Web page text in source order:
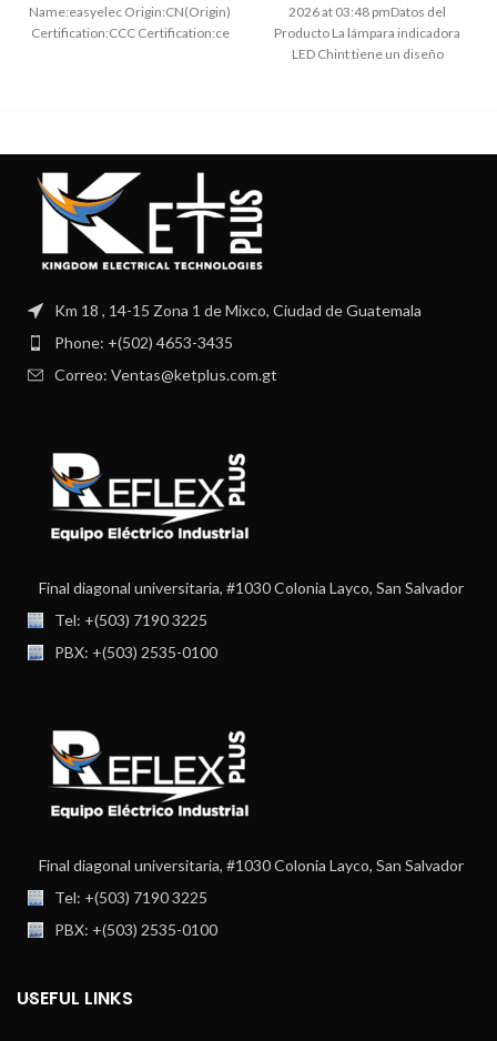
Name:easyelec Origin:CN(Origin)
Certification:CCC Certification:ce
2026 at 03:48 pmDatos del
Producto La lámpara indicadora
LED Chint tiene un diseño
Km 18 , 14-15 Zona 1 de Mixco, Ciudad de Guatemala
Phone: +(502) 4653-3435
Correo: Ventas@ketplus.com.gt
Final diagonal universitaria, #1030 Colonia Layco, San Salvador
Tel: +(503) 7190 3225
PBX: +(503) 2535-0100
Final diagonal universitaria, #1030 Colonia Layco, San Salvador
Tel: +(503) 7190 3225
PBX: +(503) 2535-0100
USEFUL LINKS